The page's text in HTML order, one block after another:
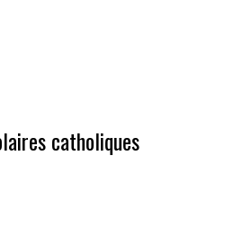
catholiques